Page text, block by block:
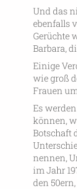
Und das
ebenfalls
Gerüchte
Barbara,
Einige
wie groß
Frauen
Es
können,
Botschaft
nennen,
im Jahr
den